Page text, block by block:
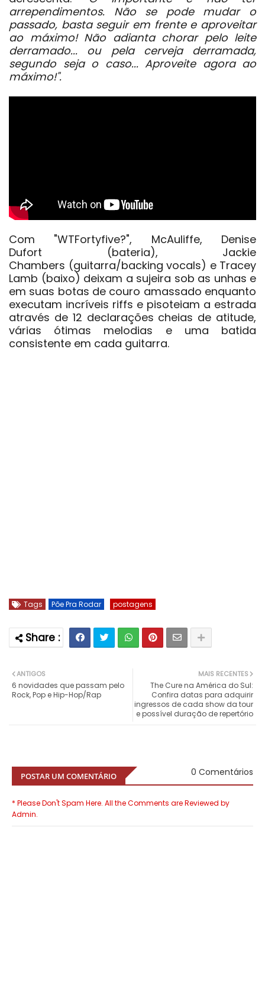
arrependimentos. Não se pode mudar o
passado, basta seguir em frente e aproveitar
ao máximo! Não adianta chorar pelo leite
derramado... ou pela cerveja derramada,
segundo seja o caso... Aproveite agora ao
máximo!".
Com "WTFortyfive?", McAuliffe, Denise
Dufort (bateria), Jackie
Chambers (guitarra/backing vocals) e Tracey
Lamb (baixo) deixam a sujeira sob as unhas e
em suas botas de couro amassado enquanto
executam incríveis riffs e pisoteiam a estrada
através de 12 declarações cheias de atitude,
várias ótimas melodias e uma batida
consistente em cada guitarra.
Tags Põe Pra Rodar postagens
MAIS RECENTES
The Cure na América do Sul:
Confira datas para adquirir
ingressos de cada show da tour
e possível duração de repertório
ANTIGOS
6 novidades que passam pelo
Rock, Pop e Hip-Hop/Rap
POSTAR UM COMENTÁRIO 0 Comentários
* Please Don't Spam Here. All the Comments are Reviewed by
Admin.